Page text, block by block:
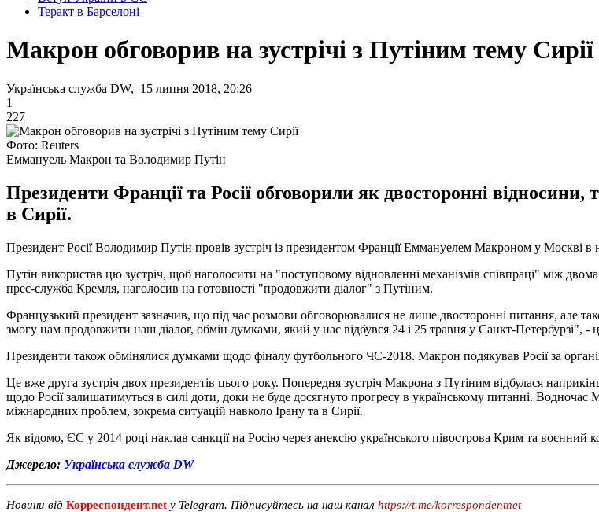
Теракт в Барселоні
Макрон обговорив на зустрічі з Путіним тему Сирії
Українська служба DW, 15 липня 2018, 20:26
1
227
Фото: Reuters
Еммануель Макрон та Володимир Путін
Президенти Франції та Росії обговорили як двосторонні
в Сирії.
Президент Росії Володимир Путін провів зустріч із президентом Франції Еммануелем Макроном у Москві в
Путін використав цю зустріч, щоб наголосити на "поступовому відновленні механізмів співпраці" між
прес-служба Кремля, наголосив на готовності "продовжити діалог" з Путіним.
Французький президент зазначив, що під час розмови обговорювалися не лише двосторонні питання, але
змогу нам продовжити наш діалог, обмін думками, який у нас відбувся 24 і 25 травня у Санкт-Петербурзі",
Президенти також обмінялися думками щодо фіналу футбольного ЧС-2018. Макрон подякував Росії за
Це вже друга зустріч двох президентів цього року. Попередня зустріч Макрона з Путіним відбулася
щодо Росії залишатимуться в силі доти, доки не буде досягнуто прогресу в українському питанні.
міжнародних проблем, зокрема ситуацій навколо Ірану та в Сирії.
Як відомо, ЄС у 2014 році наклав санкції на Росію через анексію українського півострова Крим та воєнний
Джерело: Українська служба DW
Новини від Корреспондент.net у Telegram. Підписуйтесь на наш канал https://t.me/korrespondentnet